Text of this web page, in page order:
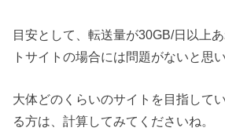
目安として、転送量が30GB/日以上
トサイトの場合には問題がないと思い
大体どのくらいのサイトを目指して
る方は、計算してみてくださいね。